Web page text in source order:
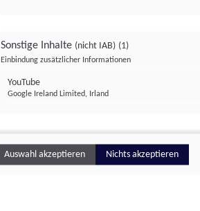
Sonstige Inhalte (nicht IAB) (1)
Einbindung zusätzlicher Informationen
YouTube
Google Ireland Limited, Irland
Auswahl akzeptieren Nichts akzeptieren